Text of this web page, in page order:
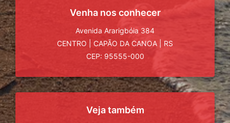
Venha nos conhecer
Avenida Ararigbóia 384
CENTRO
CAPÃO DA CANOA
RS
CEP: 95555-000
Veja também